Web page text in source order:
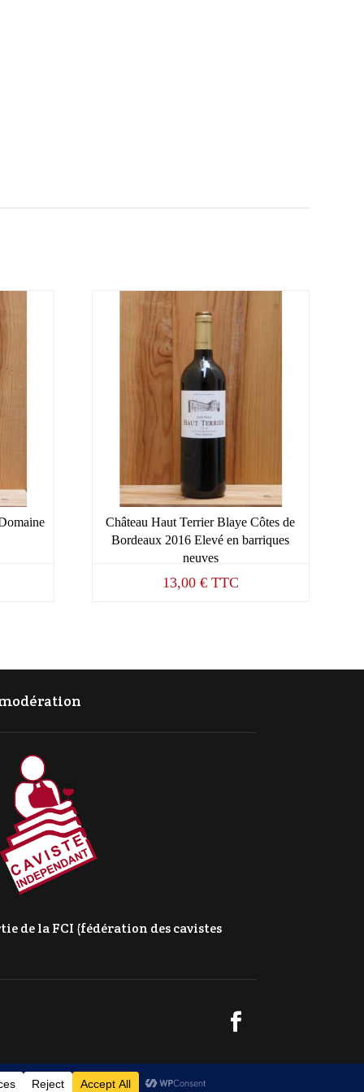
Château Haut Terrier Blaye Côtes de
Bordeaux 2016 Elevé en barriques
neuves
13,00 € TTC
de la FCI (fédération des cavistes